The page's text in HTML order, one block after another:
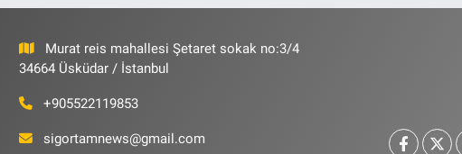
Murat reis mahallesi Şetaret sokak no:3/4
34664 Üsküdar / İstanbul
+905522119853
sigortamnews@gmail.com